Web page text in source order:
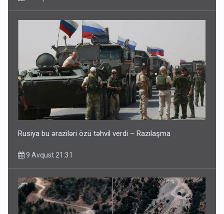
Rusiya bu əraziləri özü təhvil verdi – Razılaşma
9 Avqust 21:31